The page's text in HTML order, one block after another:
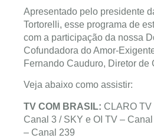
Apresentado pelo presidente
Tortorelli, esse programa de
com a participação da nossa
Cofundadora do Amor-
Fernando Cauduro, Diretor de
Veja abaixo como assistir:
TV COM BRASIL: CLARO TV
Canal 3 / SKY e OI TV –
– Canal 239